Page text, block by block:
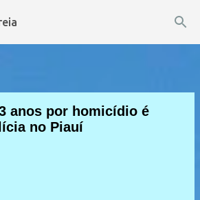
o conteúdo principal
anos por homicídio é
no Piauí